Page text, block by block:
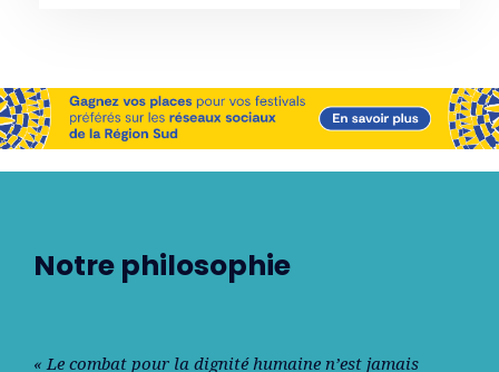
Notre philosophie
« Le combat pour la dignité humaine n’est jamais